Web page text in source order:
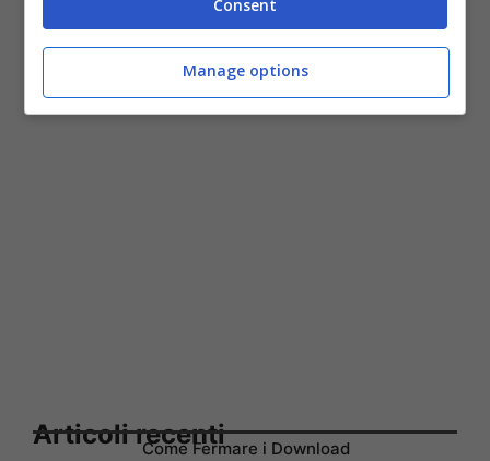
al fine di elaborare un progetto esecutivo
definitivo.
Articoli recentiCome Fermare i Download
Consent
Manage options